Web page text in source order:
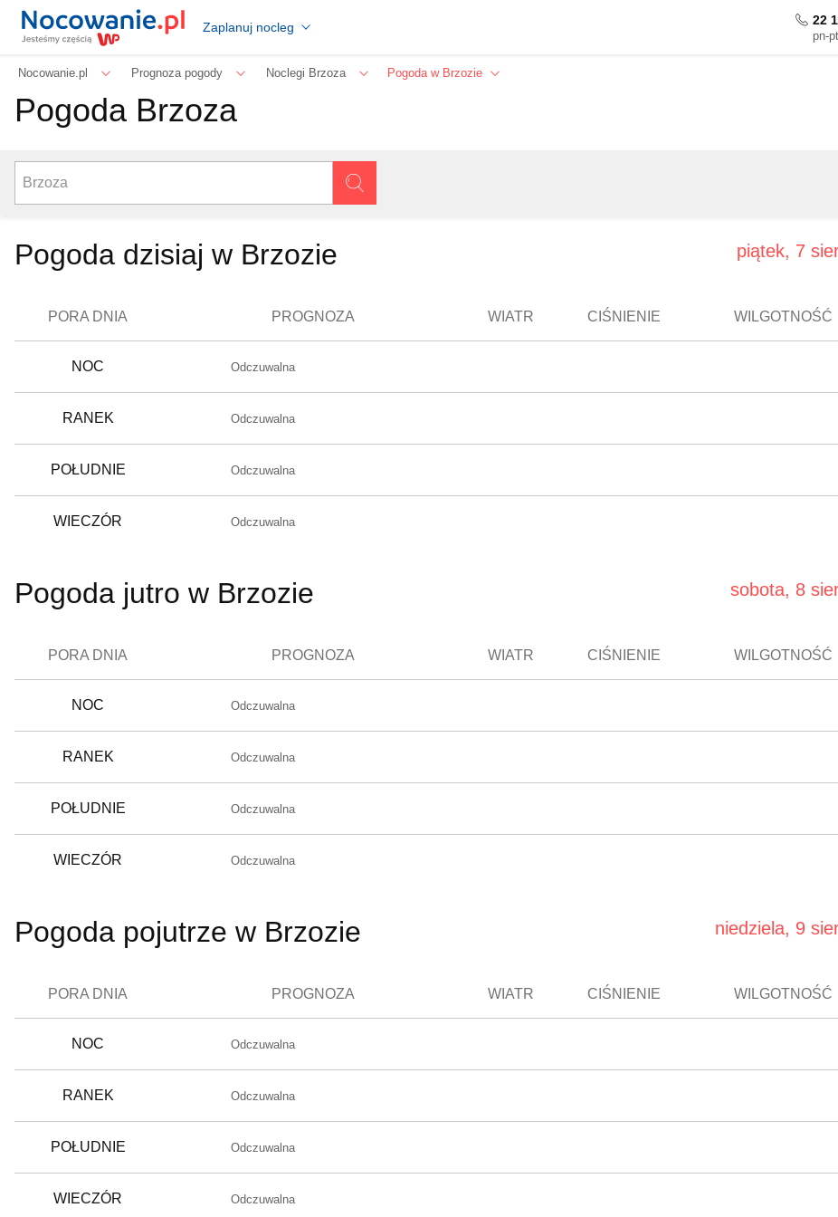
Zaplanuj nocleg 22
pn-
Nocowanie.pl Prognoza pogody Noclegi Brzoza Pogoda w Brzozie
Pogoda Brzoza
Pogoda dzisiaj w Brzozie piątek, 7
PORA DNIA PROGNOZA WIATR CIŚNIENIE WILGOTNOŚĆ
NOC Odczuwalna
RANEK Odczuwalna
POŁUDNIE Odczuwalna
WIECZÓR Odczuwalna
Pogoda jutro w Brzozie sobota, 8
PORA DNIA PROGNOZA WIATR CIŚNIENIE WILGOTNOŚĆ
NOC Odczuwalna
RANEK Odczuwalna
POŁUDNIE Odczuwalna
WIECZÓR Odczuwalna
Pogoda pojutrze w Brzozie niedziela, 9
PORA DNIA PROGNOZA WIATR CIŚNIENIE WILGOTNOŚĆ
NOC Odczuwalna
RANEK Odczuwalna
POŁUDNIE Odczuwalna
WIECZÓR Odczuwalna